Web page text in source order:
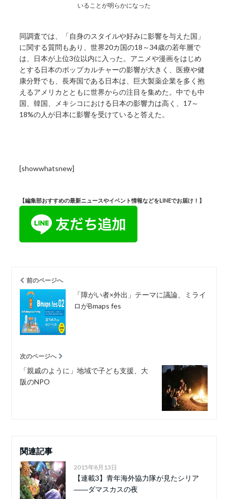
いることが明らかになった
同調査では、「自身のスタイルや好みに影響を与えた国」
に関する質問もあり、世界20カ国の18～34歳の若年層で
は、日本が上位3位以内に入った。アニメや漫画をはじめ
とする日本のポップカルチャーの影響が大きく、医療や健
康分野でも、長寿国である日本は、巨大製薬企業を多く抱
えるアメリカとともに世界からの注目を集めた。中でも中
国、韓国、メキシコにおける日本の影響力は高く、17～
18%の人が日本に影響を受けていると答えた。
[showwhatsnew]
【編集部おすすめの最新ニュースやイベント情報などをLINEでお届け！】
前のページへ
「障がい者×外出」テーマに議論、ミライ
ロがBmaps fes
次のページへ
「親戚のように」地域で子ども支援、大
阪のNPO
関連記事
2015年8月13日
【連載3】青年海外協力隊が見たシリア
――ダマスカスの夜